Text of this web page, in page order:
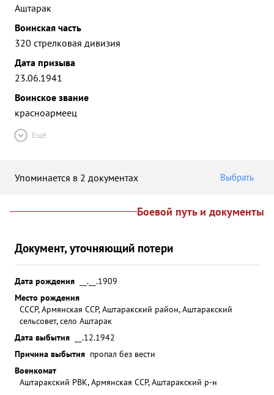
Аштарак
Воинская часть
320 стрелковая дивизия
Дата призыва
23.06.1941
Воинское звание
красноармеец
Ещё
Упоминается в 2 документах Выбрать
Боевой путь и документы
Документ, уточняющий потери
Дата рождения
__.__.1909
Место рождения
СССР, Армянская ССР, Аштаракский район, Аштаракский
сельсовет, село Аштарак
Дата выбытия
__.12.1942
Причина выбытия пропал без вести
Военкомат
Аштаракский РВК, Армянская ССР, Аштаракский р-н